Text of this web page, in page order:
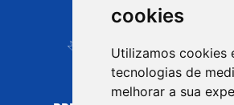
cookies
Utilizamos cookies
tecnologias de
melhorar a sua
CIDADE DE